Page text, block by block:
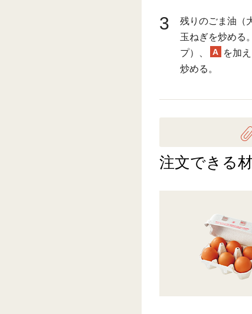
3
残りのごま油（
玉ねぎを炒める
プ）、
A
を加
炒める。
注文できる